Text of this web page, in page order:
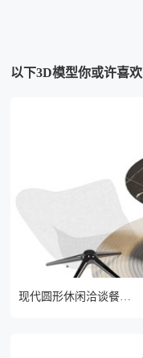
以下3D模型你或许喜欢
现代圆形休闲洽谈餐桌椅组合3d模型